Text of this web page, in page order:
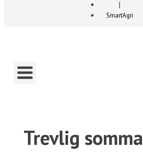
∣
SmartAgri
Trevlig